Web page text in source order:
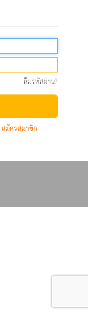
ลืมรหัสผ่าน?
สมัครสมาชิก